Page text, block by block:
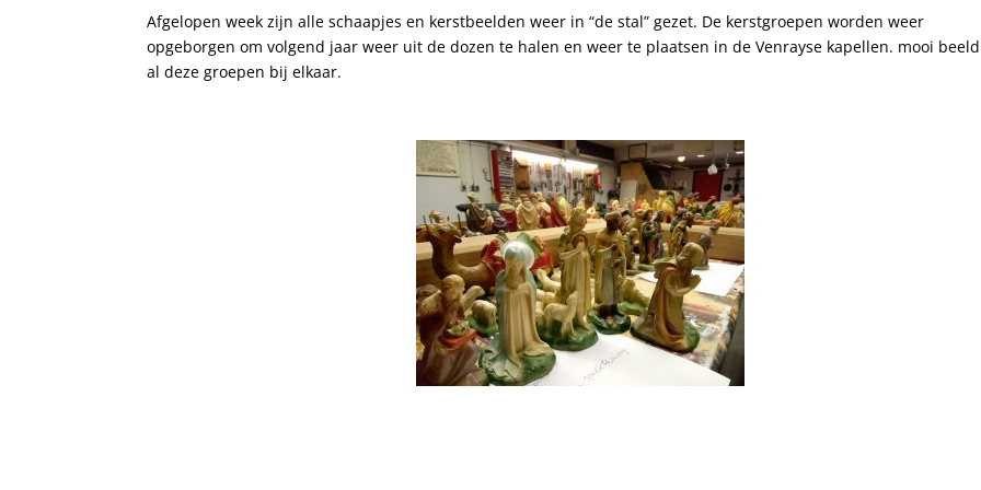
Afgelopen week zijn alle schaapjes en kerstbeelden weer in “de stal” gezet. De kerstgroepen worden weer
opgeborgen om volgend jaar weer uit de dozen te halen en weer te plaatsen in de Venrayse kapellen. mooi
al deze groepen bij elkaar.